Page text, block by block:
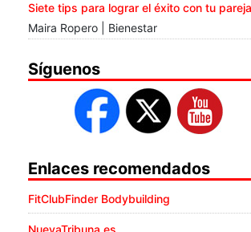
Siete tips para lograr el éxito con tu pareja
Maira Ropero | Bienestar
Síguenos
Enlaces recomendados
FitClubFinder Bodybuilding